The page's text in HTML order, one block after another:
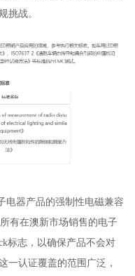
挑战。
电器产品的强制性电磁兼容
有在澳新市场销售的电子
标志，以确保产品不会对
一认证覆盖的范围广泛，